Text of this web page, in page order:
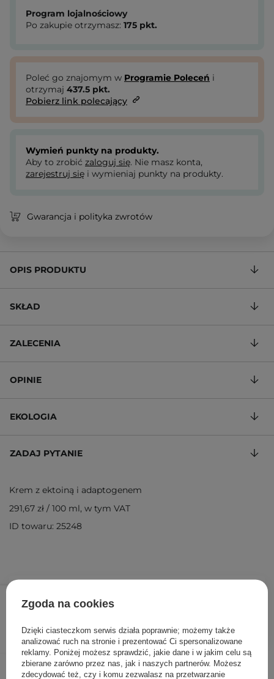
Program lojalnościowy
Po zakupie otrzymasz: 175 pkt.
Poleć go znajomym w Programie Poleceń i
otrzymaj 437.5 pkt.
Pobierz link polecający
Wymień punkty na produkty.
Aby to zrobić zaloguj się. Nie masz konta,
zarejestruj się i wymieniaj punkty na produkty.
Gwarancja i polityka zwrotów
OPIS PRODUKTU
SKŁAD
ZALECENIA
OPINIE
EKOLOGIA
ZADAJ PYTANIE
Krem z ektoiną i adaptogenem
291,67 zł / 100 ml, w tym VAT
ID towaru: 25248
Inni klienci sprawdzali również
Zgoda na cookies
Dzięki ciasteczkom serwis działa poprawnie; możemy także
analizować ruch na stronie i prezentować Ci spersonalizowane
reklamy. Poniżej możesz sprawdzić, jakie dane i w jakim celu są
zbierane zarówno przez nas, jak i naszych partnerów. Możesz
zdecydować też, czy i komu zezwalasz na przetwarzanie